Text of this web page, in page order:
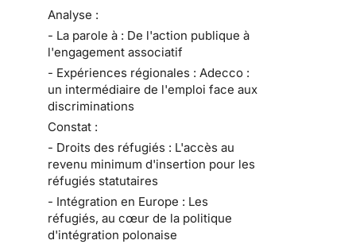
Analyse :
- La parole à : De l'action publique à
l'engagement associatif
- Expériences régionales : Adecco :
un intermédiaire de l'emploi face aux
discriminations
Constat :
- Droits des réfugiés : L'accès au
revenu minimum d'insertion pour les
réfugiés statutaires
- Intégration en Europe : Les
réfugiés, au cœur de la politique
d'intégration polonaise